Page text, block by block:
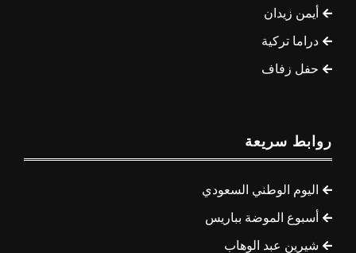
أيمن زيدان
دراما تركية
حفل زفاف
روابط سريعة
اليوم الوطني السعودي
أسبوع الموضة بباريس
شيرين عبد الوهاب